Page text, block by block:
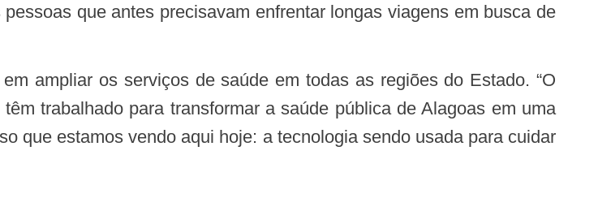
que antes precisavam enfrentar longas viagens em busca de
trabalhado para transformar a saúde pública de Alagoas em uma
que estamos vendo aqui hoje: a tecnologia sendo usada para cuidar